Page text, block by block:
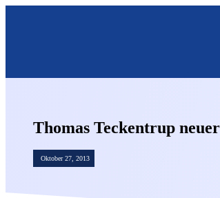
Thomas Teckentrup
Oktober 27, 2013